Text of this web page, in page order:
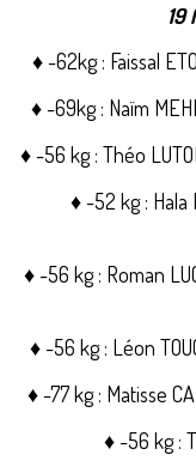
19
♦ -62kg : Faissal
♦ -69kg : Naïm
♦ -56 kg : Théo
♦ -52 kg : Hala
♦ -56 kg : Roman
♦ -56 kg : Léon
♦ -77 kg : Matisse
♦ -56 kg :